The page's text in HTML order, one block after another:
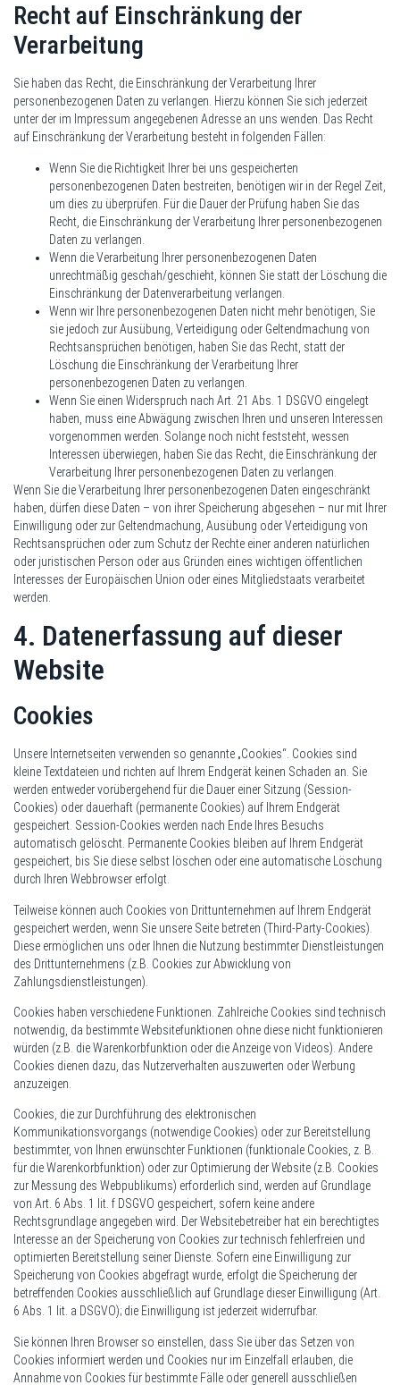
Recht auf Einschränkung der
Verarbeitung
Sie haben das Recht, die Einschränkung der Verarbeitung Ihrer
personenbezogenen Daten zu verlangen. Hierzu können Sie sich jederzeit
unter der im Impressum angegebenen Adresse an uns wenden. Das Recht
auf Einschränkung der Verarbeitung besteht in folgenden Fällen:
Wenn Sie die Richtigkeit Ihrer bei uns gespeicherten
personenbezogenen Daten bestreiten, benötigen wir in der Regel Zeit,
um dies zu überprüfen. Für die Dauer der Prüfung haben Sie das
Recht, die Einschränkung der Verarbeitung Ihrer personenbezogenen
Daten zu verlangen.
Wenn die Verarbeitung Ihrer personenbezogenen Daten
unrechtmäßig geschah/geschieht, können Sie statt der Löschung die
Einschränkung der Datenverarbeitung verlangen.
Wenn wir Ihre personenbezogenen Daten nicht mehr benötigen, Sie
sie jedoch zur Ausübung, Verteidigung oder Geltendmachung von
Rechtsansprüchen benötigen, haben Sie das Recht, statt der
Löschung die Einschränkung der Verarbeitung Ihrer
personenbezogenen Daten zu verlangen.
Wenn Sie einen Widerspruch nach Art. 21 Abs. 1 DSGVO eingelegt
haben, muss eine Abwägung zwischen Ihren und unseren Interessen
vorgenommen werden. Solange noch nicht feststeht, wessen
Interessen überwiegen, haben Sie das Recht, die Einschränkung der
Verarbeitung Ihrer personenbezogenen Daten zu verlangen.
Wenn Sie die Verarbeitung Ihrer personenbezogenen Daten eingeschränkt
haben, dürfen diese Daten – von ihrer Speicherung abgesehen – nur mit Ihrer
Einwilligung oder zur Geltendmachung, Ausübung oder Verteidigung von
Rechtsansprüchen oder zum Schutz der Rechte einer anderen natürlichen
oder juristischen Person oder aus Gründen eines wichtigen öffentlichen
Interesses der Europäischen Union oder eines Mitgliedstaats verarbeitet
werden.
4. Datenerfassung auf dieser
Website
Cookies
Unsere Internetseiten verwenden so genannte „Cookies“. Cookies sind
kleine Textdateien und richten auf Ihrem Endgerät keinen Schaden an. Sie
werden entweder vorübergehend für die Dauer einer Sitzung (Session-
Cookies) oder dauerhaft (permanente Cookies) auf Ihrem Endgerät
gespeichert. Session-Cookies werden nach Ende Ihres Besuchs
automatisch gelöscht. Permanente Cookies bleiben auf Ihrem Endgerät
gespeichert, bis Sie diese selbst löschen oder eine automatische Löschung
durch Ihren Webbrowser erfolgt.
Teilweise können auch Cookies von Drittunternehmen auf Ihrem Endgerät
gespeichert werden, wenn Sie unsere Seite betreten (Third-Party-Cookies).
Diese ermöglichen uns oder Ihnen die Nutzung bestimmter Dienstleistungen
des Drittunternehmens (z.B. Cookies zur Abwicklung von
Zahlungsdienstleistungen).
Cookies haben verschiedene Funktionen. Zahlreiche Cookies sind technisch
notwendig, da bestimmte Websitefunktionen ohne diese nicht funktionieren
würden (z.B. die Warenkorbfunktion oder die Anzeige von Videos). Andere
Cookies dienen dazu, das Nutzerverhalten auszuwerten oder Werbung
anzuzeigen.
Cookies, die zur Durchführung des elektronischen
Kommunikationsvorgangs (notwendige Cookies) oder zur Bereitstellung
bestimmter, von Ihnen erwünschter Funktionen (funktionale Cookies, z. B.
für die Warenkorbfunktion) oder zur Optimierung der Website (z.B. Cookies
zur Messung des Webpublikums) erforderlich sind, werden auf Grundlage
von Art. 6 Abs. 1 lit. f DSGVO gespeichert, sofern keine andere
Rechtsgrundlage angegeben wird. Der Websitebetreiber hat ein berechtigtes
Interesse an der Speicherung von Cookies zur technisch fehlerfreien und
optimierten Bereitstellung seiner Dienste. Sofern eine Einwilligung zur
Speicherung von Cookies abgefragt wurde, erfolgt die Speicherung der
betreffenden Cookies ausschließlich auf Grundlage dieser Einwilligung (Art.
6 Abs. 1 lit. a DSGVO); die Einwilligung ist jederzeit widerrufbar.
Sie können Ihren Browser so einstellen, dass Sie über das Setzen von
Cookies informiert werden und Cookies nur im Einzelfall erlauben, die
Annahme von Cookies für bestimmte Fälle oder generell ausschließen